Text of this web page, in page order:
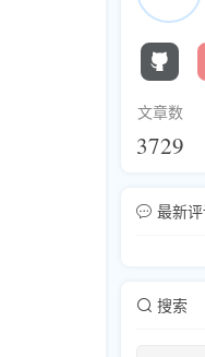
文章数
3729
最新
搜索